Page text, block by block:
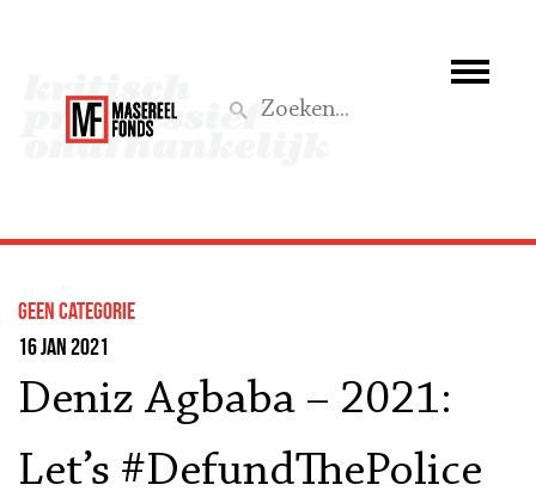
Wat we doen
Aktief
Geen categorie
16 jan 2021
Deniz Agbaba – 2021:
Let’s #DefundThePolice